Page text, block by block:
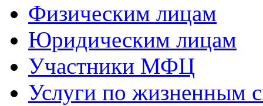
Физическим лицам
Юридическим лицам
Участники МФЦ
Услуги по жизненным